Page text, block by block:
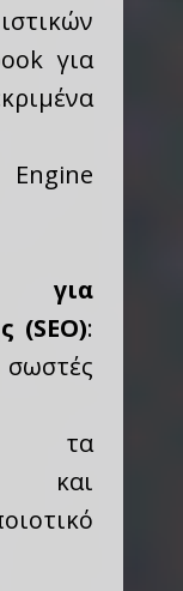
για
για
(SEO):
τα
και